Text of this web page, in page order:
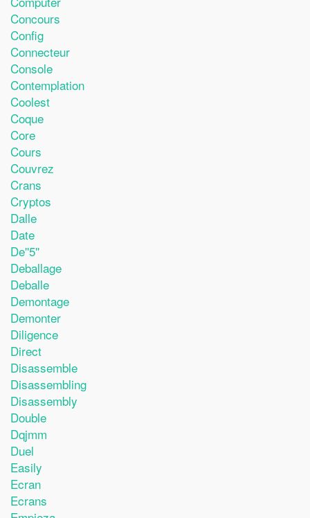
Concours
Config
Connecteur
Console
Contemplation
Coolest
Coque
Core
Cours
Couvrez
Crans
Cryptos
Dalle
Date
De''5''
Deballage
Deballe
Demontage
Demonter
Diligence
Direct
Disassemble
Disassembling
Disassembly
Double
Dqjmm
Duel
Easily
Ecran
Ecrans